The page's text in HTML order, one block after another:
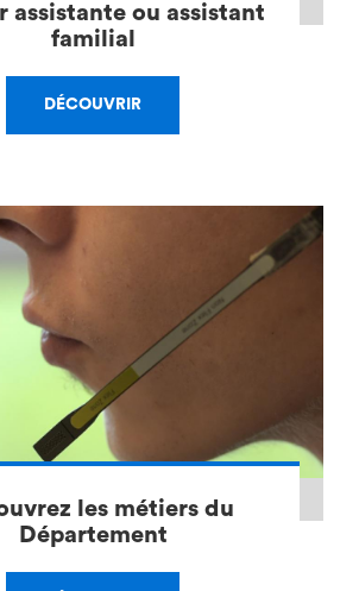
assistante ou assistant
familial
DÉCOUVRIR
les métiers du
Département